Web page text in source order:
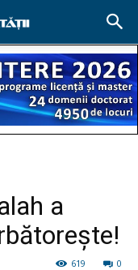
a
0
619